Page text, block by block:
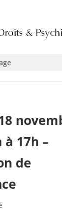
à 17h –
de